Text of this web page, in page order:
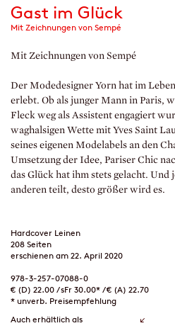
Gast im Glück
Mit Zeichnungen von Sempé
Mit Zeichnungen von Sempé
Der Modedesigner Yorn hat im
erlebt. Ob als junger Mann in Paris,
Fleck weg als Assistent engagiert
waghalsigen Wette mit Yves Saint
seines eigenen Modelabels an den
Umsetzung der Idee, Pariser Chic
das Glück hat ihm stets gelacht. Und
anderen teilt, desto größer wird es.
Hardcover Leinen
208 Seiten
erschienen am 22. April 2020
978-3-257-07088-0
€ (D) 22.00 / sFr 30.00* / € (A) 22.70
* unverb. Preisempfehlung
Auch erhältlich als